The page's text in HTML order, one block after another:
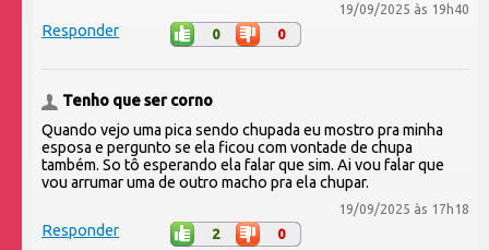
19/09/2025 às 19h40
Responder 0 0
Tenho que ser corno
Quando vejo uma pica sendo chupada eu mostro pra minha
esposa e pergunto se ela ficou com vontade de chupa
também. So tô esperando ela falar que sim. Ai vou falar que
vou arrumar uma de outro macho pra ela chupar.
19/09/2025 às 17h18
Responder 2 0